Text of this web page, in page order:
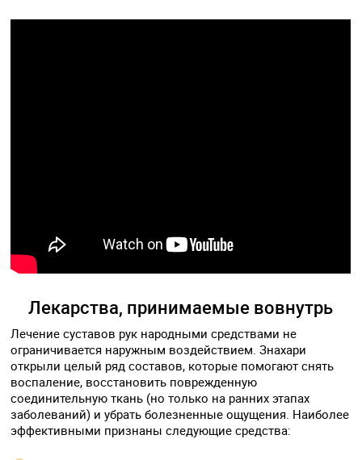
Лекарства, принимаемые вовнутрь
Лечение суставов рук народными средствами не
ограничивается наружным воздействием. Знахари
открыли целый ряд составов, которые помогают снять
воспаление, восстановить поврежденную
соединительную ткань (но только на ранних этапах
заболеваний) и убрать болезненные ощущения. Наиболее
эффективными признаны следующие средства: